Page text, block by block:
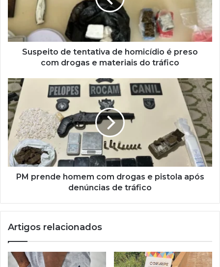
Suspeito de tentativa de homicídio é preso
com drogas e materiais do tráfico
PM prende homem com drogas e pistola após
denúncias de tráfico
Artigos relacionados